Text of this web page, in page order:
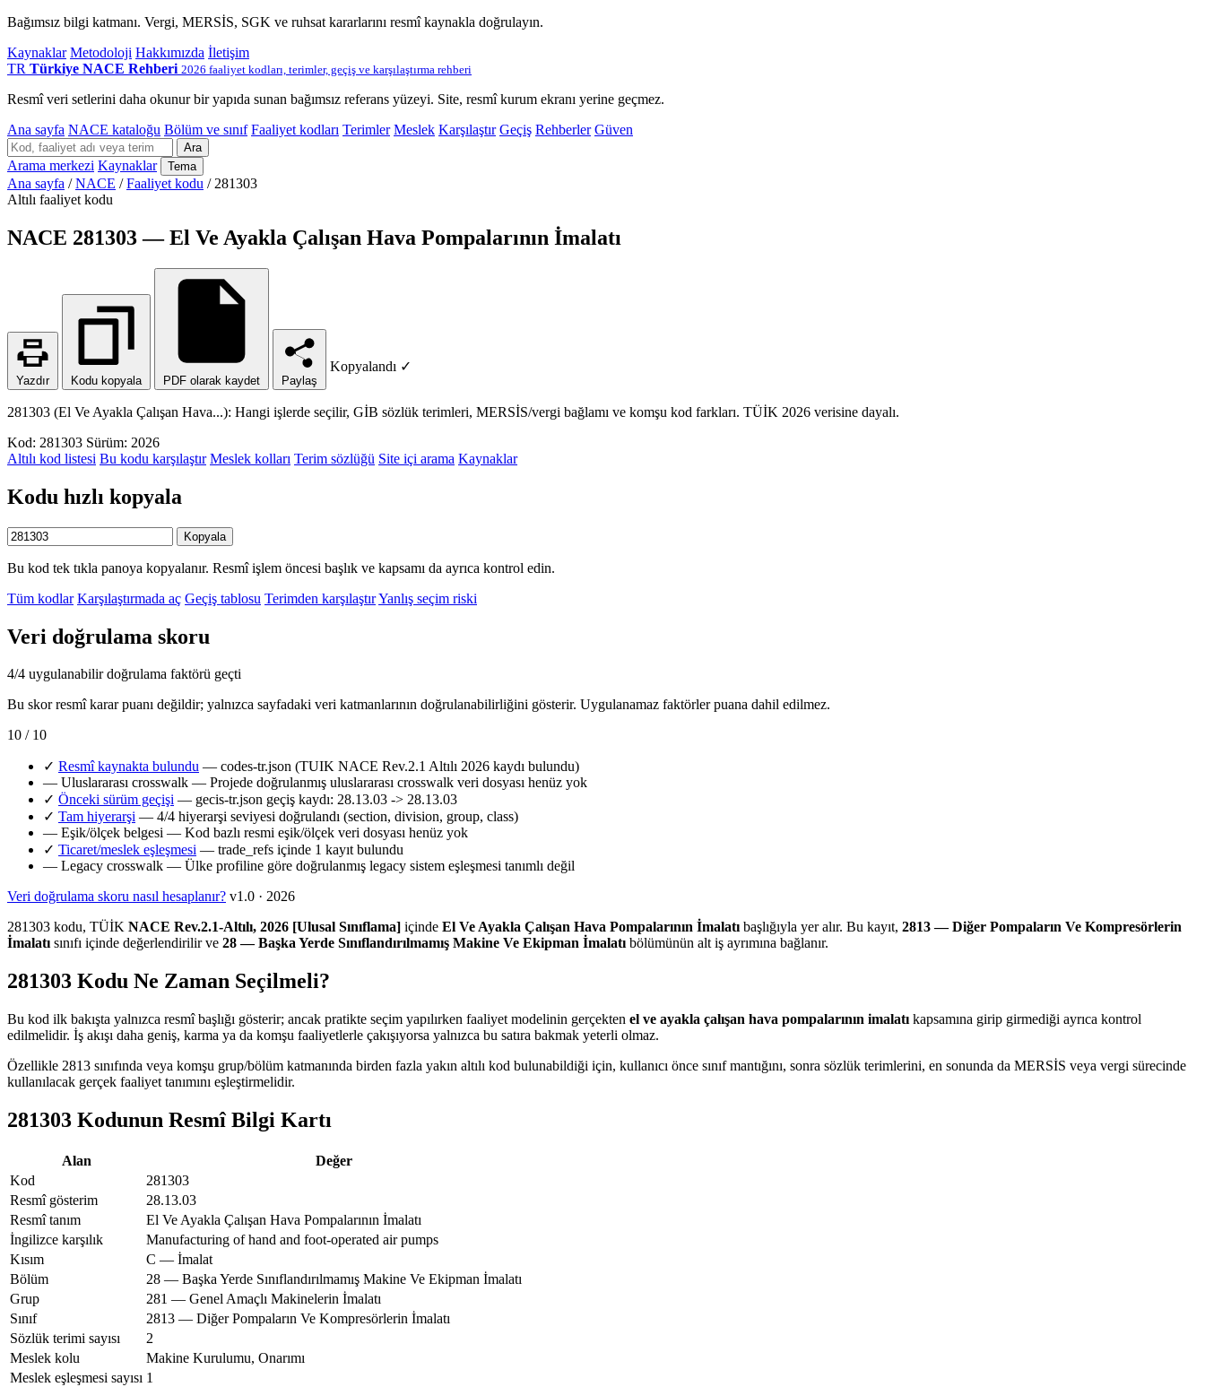
Bağımsız bilgi katmanı. Vergi, MERSİS, SGK ve ruhsat kararlarını resmî kaynakla doğrulayın.
Kaynaklar Metodoloji Hakkımızda İletişim
TR Türkiye NACE Rehberi 2026 faaliyet kodları, terimler, geçiş ve karşılaştırma rehberi
Resmî veri setlerini daha okunur bir yapıda sunan bağımsız referans yüzeyi. Site, resmî kurum ekranı yerine geçmez.
Ana sayfa NACE kataloğu Bölüm ve sınıf Faaliyet kodları Terimler Meslek Karşılaştır Geçiş Rehberler Güven
Ara
Arama merkezi Kaynaklar Tema
Ana sayfa / NACE / Faaliyet kodu / 281303
Altılı faaliyet kodu
NACE 281303 — El Ve Ayakla Çalışan Hava Pompalarının İmalatı
Yazdır Kodu kopyala PDF olarak kaydet Paylaş
Kopyalandı ✓
281303 (El Ve Ayakla Çalışan Hava...): Hangi işlerde seçilir, GİB sözlük terimleri, MERSİS/vergi bağlamı ve komşu kod farkları. TÜİK 2026 verisine dayalı.
Kod: 281303 Sürüm: 2026
Altılı kod listesi Bu kodu karşılaştır Meslek kolları Terim sözlüğü Site içi arama Kaynaklar
Kodu hızlı kopyala
Kopyala
Bu kod tek tıkla panoya kopyalanır. Resmî işlem öncesi başlık ve kapsamı da ayrıca kontrol edin.
Tüm kodlar Karşılaştırmada aç Geçiş tablosu Terimden karşılaştırYanlış seçim riski
Veri doğrulama skoru
4/4 uygulanabilir doğrulama faktörü geçti
Bu skor resmî karar puanı değildir; yalnızca sayfadaki veri katmanlarının doğrulanabilirliğini gösterir. Uygulanamaz faktörler puana dahil edilmez.
10 / 10
✓ Resmî kaynakta bulundu — codes-tr.json (TUIK NACE Rev.2.1 Altılı 2026 kaydı bulundu)
— Uluslararası crosswalk — Projede doğrulanmış uluslararası crosswalk veri dosyası henüz yok
✓ Önceki sürüm geçişi — gecis-tr.json geçiş kaydı: 28.13.03 -> 28.13.03
✓ Tam hiyerarşi — 4/4 hiyerarşi seviyesi doğrulandı (section, division, group, class)
— Eşik/ölçek belgesi — Kod bazlı resmi eşik/ölçek veri dosyası henüz yok
✓ Ticaret/meslek eşleşmesi — trade_refs içinde 1 kayıt bulundu
— Legacy crosswalk — Ülke profiline göre doğrulanmış legacy sistem eşleşmesi tanımlı değil
Veri doğrulama skoru nasıl hesaplanır? v1.0 · 2026
281303 kodu, TÜİK NACE Rev.2.1-Altılı, 2026 [Ulusal Sınıflama] içinde El Ve Ayakla Çalışan Hava Pompalarının İmalatıbaşlığıyla yer alır. Bu kayıt, 2813 — Diğer Pompaların Ve Kompresörlerin
İmalatısınıfı içinde değerlendirilir ve 28 — Başka Yerde Sınıflandırılmamış Makine Ve Ekipman İmalatıbölümünün alt iş ayrımına bağlanır.
281303 Kodu Ne Zaman Seçilmeli?
Bu kod ilk bakışta yalnızca resmî başlığı gösterir; ancak pratikte seçim yapılırken faaliyet modelinin gerçekten el ve ayakla çalışan hava pompalarının imalatı kapsamına girip girmediği ayrıca kontrol
edilmelidir. İş akışı daha geniş, karma ya da komşu faaliyetlerle çakışıyorsa yalnızca bu satıra bakmak yeterli olmaz.
Özellikle 2813 sınıfında veya komşu grup/bölüm katmanında birden fazla yakın altılı kod bulunabildiği için, kullanıcı önce sınıf mantığını, sonra sözlük terimlerini, en sonunda da MERSİS veya vergi sürecinde
kullanılacak gerçek faaliyet tanımını eşleştirmelidir.
281303 Kodunun Resmî Bilgi Kartı
Alan
Değer
Kod
281303
Resmî gösterim
28.13.03
Resmî tanım
El Ve Ayakla Çalışan Hava Pompalarının İmalatı
İngilizce karşılık
Manufacturing of hand and foot-operated air pumps
Kısım
C — İmalat
Bölüm
28 — Başka Yerde Sınıflandırılmamış Makine Ve Ekipman İmalatı
Grup
281 — Genel Amaçlı Makinelerin İmalatı
Sınıf
2813 — Diğer Pompaların Ve Kompresörlerin İmalatı
Sözlük terimi sayısı
2
Meslek kolu
Makine Kurulumu, Onarımı
Meslek eşleşmesi sayısı 1